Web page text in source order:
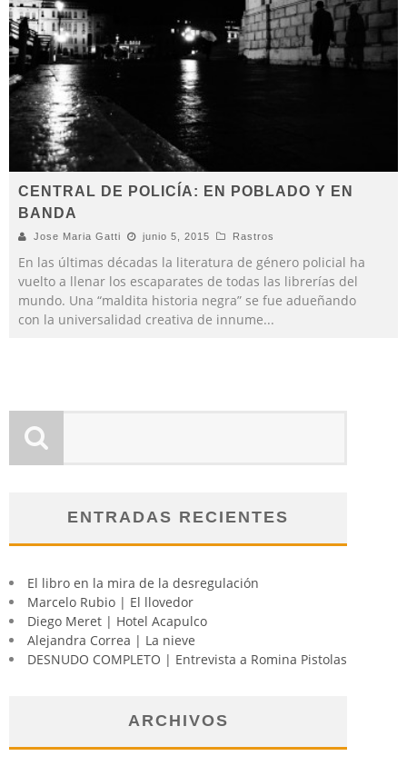
CENTRAL DE POLICÍA: EN POBLADO Y EN
BANDA
Jose Maria Gatti junio 5, 2015 Rastros
En las últimas décadas la literatura de género policial ha
vuelto a llenar los escaparates de todas las librerías del
mundo. Una “maldita historia negra” se fue adueñando
con la universalidad creativa de innume...
ENTRADAS RECIENTES
El libro en la mira de la desregulación
Marcelo Rubio | El llovedor
Diego Meret | Hotel Acapulco
Alejandra Correa | La nieve
DESNUDO COMPLETO | Entrevista a Romina Pistolas
ARCHIVOS